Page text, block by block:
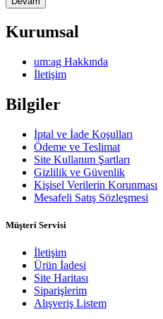
Kurumsal
um:ag Hakkında
İletişim
Bilgiler
İptal ve İade Koşulları
Ödeme ve Teslimat
Site Kullanım Şartları
Gizlilik ve Güvenlik
Kişisel Verilerin Korunması
Mesafeli Satış Sözleşmesi
Müşteri Servisi
İletişim
Ürün İadesi
Site Haritası
Siparişlerim
Alışveriş Listem